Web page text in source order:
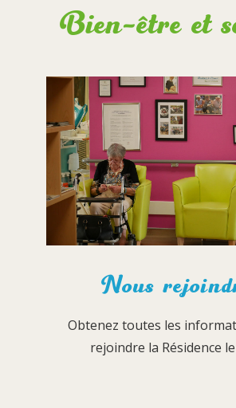
Bien-être et
Nous
Obtenez toutes les
rejoindre la Résidence